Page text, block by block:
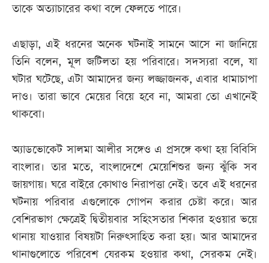
তাকে অত্যাচারের কথা বলে ফেলতে পারে।
এছাড়া, এই ধরনের অনেক ঘটনাই সামনে আসে না জানিয়ে
তিনি বলেন, মূল জটিলতা হয় পরিবারে। সদস্যরা বলে, যা
ঘটার ঘটেছে, এটা আমাদের জন্য লজ্জাজনক, এবার ধামাচাপা
দাও। তারা ভাবে মেয়ের বিয়ে হবে না, আমরা তো এখানেই
থাকবো।
অ্যাডভোকেট সালমা আলীর সঙ্গেও এ প্রসঙ্গে কথা হয় বিবিসি
বাংলার। তার মতে, বাংলাদেশে মেয়েশিশুর জন্য ঝুঁকি সব
জায়গায়। ঘরে বাইরে কোথাও নিরাপত্তা নেই। তবে এই ধরনের
ঘটনায় পরিবার এগুলোকে গোপন করার চেষ্টা করে। আর
বেশিরভাগ ক্ষেত্রেই দ্বিতীয়বার সহিংসতার শিকার হওয়ার ভয়ে
থানায় যাওয়ার বিষয়টা নিরুৎসাহিত করা হয়। আর আমাদের
থানাগুলোতে পরিবেশ যেরকম হওয়ার কথা, সেরকম নেই।